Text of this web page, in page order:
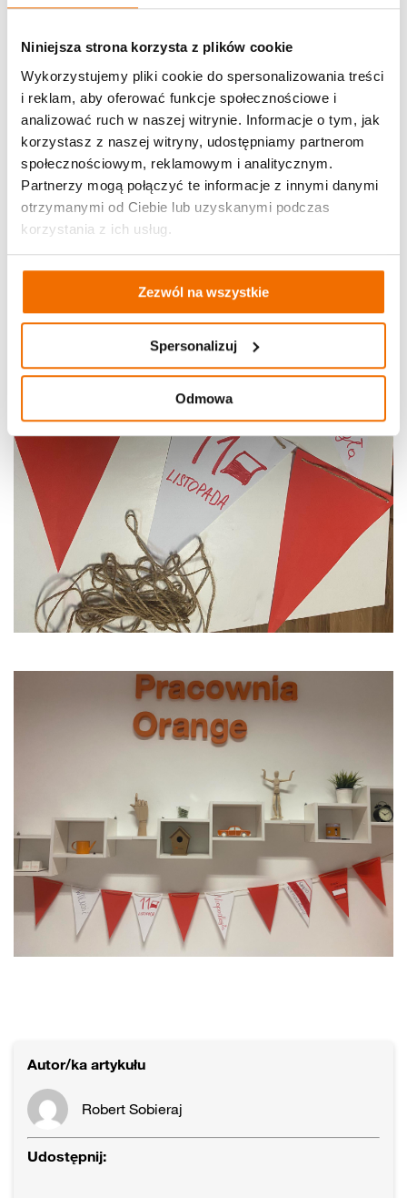
Niniejsza strona korzysta z plików cookie
Wykorzystujemy pliki cookie do spersonalizowania treści
i reklam, aby oferować funkcje społecznościowe i
analizować ruch w naszej witrynie. Informacje o tym, jak
korzystasz z naszej witryny, udostępniamy partnerom
społecznościowym, reklamowym i analitycznym.
Partnerzy mogą połączyć te informacje z innymi danymi
otrzymanymi od Ciebie lub uzyskanymi podczas
korzystania z ich usług.
Zezwól na wszystkie
Spersonalizuj
Odmowa
Autor/ka artykułu
Robert Sobieraj
Udostępnij: